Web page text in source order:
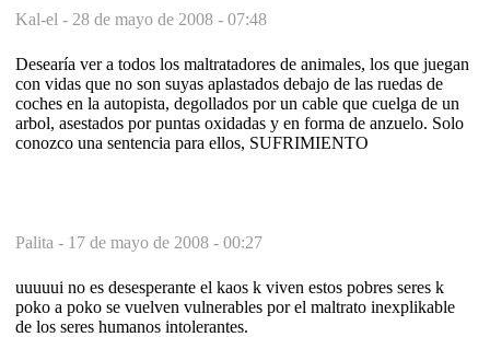
Kal-el - 28 de mayo de 2008 - 07:48
Desearía ver a todos los maltratadores de animales, los que juegan
con vidas que no son suyas aplastados debajo de las ruedas de
coches en la autopista, degollados por un cable que cuelga de un
arbol, asestados por puntas oxidadas y en forma de anzuelo. Solo
conozco una sentencia para ellos, SUFRIMIENTO
Palita - 17 de mayo de 2008 - 00:27
uuuuui no es desesperante el kaos k viven estos pobres seres k
poko a poko se vuelven vulnerables por el maltrato inexplikable
de los seres humanos intolerantes.